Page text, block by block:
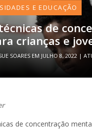
E EDUCAÇÃO
de
crianças e
SOARES EM JULHO 8, 2022 |
de concentração